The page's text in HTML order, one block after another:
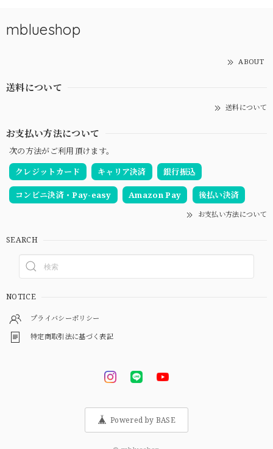
mblueshop
ABOUT
送料について
送料について
お支払い方法について
次の方法がご利用頂けます。
クレジットカード
キャリア決済 銀行振込
コンビニ決済・Pay-easy Amazon Pay 後払い決済
お支払い方法について
SEARCH
NOTICE
プライバシーポリシー
特定商取引法に基づく表記
Powered by BASE